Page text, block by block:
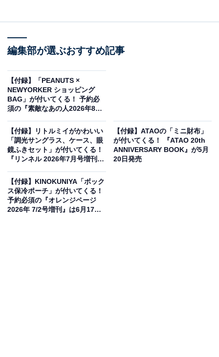
ATAO 20th ANNIVERSARY BOOK（画像出典：Amazon）
ANNIVERSARY BOOK』（税込3498円）。付録とし
て、「ATAOミニ財布」が付いてきます。
編集部が選ぶおすすめ記事
【付録】「PEANUTS ×
NEWYORKER ショッピング
BAG」が付いてくる！ 予約必
須の『素敵なあの人2026年8月
【付録】リトルミイがかわいい
「調光サングラス、ケース、眼
鏡ふきセット」が付いてくる！
『リンネル 2026年7月号増刊』
【付録】ATAOの「ミニ財布」
が付いてくる！ 『ATAO 20th
ANNIVERSARY BOOK』が5月
20日発売
【付録】KINOKUNIYA「ボック
ス保冷ポーチ」が付いてくる！
予約必須の『オレンジページ
2026年 7/2号増刊』は6月17日